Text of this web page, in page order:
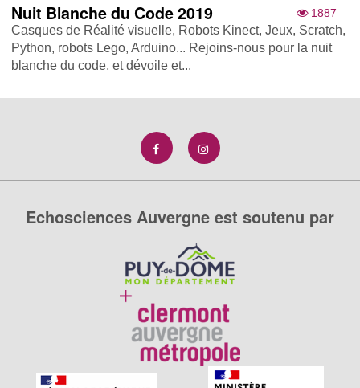
1887
Nuit Blanche du Code 2019
Casques de Réalité visuelle, Robots Kinect, Jeux, Scratch,
Python, robots Lego, Arduino... Rejoins-nous pour la nuit
blanche du code, et dévoile et...
Echosciences Auvergne est soutenu par